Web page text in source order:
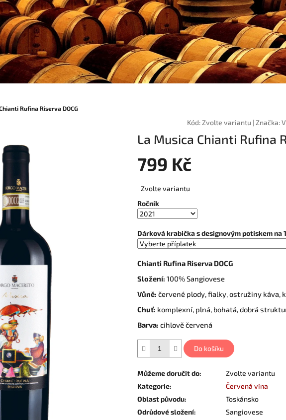
Rufina Riserva DOCG
Kód:Zvolte variantu |Značka:
La Musica Chianti Rufina
799 Kč
cena:
Zvolte variantu
Ročník
Dárková krabička s designovým potiskem na
Chianti Rufina Riserva DOCG
Složení: 100% Sangiovese
Vůně: červené plody, fialky, ostružiny káva,
Chuť: komplexní, plná, bohatá, dobrá
Barva: cihlově červená
Do košíku
Můžeme doručit do:
Zvolte variantu
Kategorie:
Červená vína
Oblast původu:
Toskánsko
Odrůdové složení:
Sangiovese